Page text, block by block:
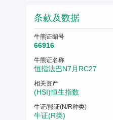
条款及数据
牛熊证编号
66916
牛熊证名称
恒指法巴N7月RC27
相关资产
(HSI)恒生指数
牛证/熊证(N/R种类)
牛证(R类)